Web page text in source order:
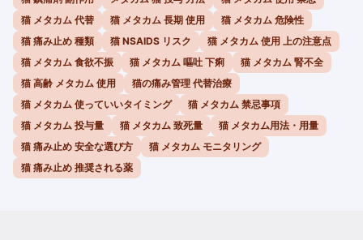
猫 メタカム 代替
猫 メタカム 長期 使用
猫 メタカム 危険性
猫 痛み止め 種類
猫 NSAIDS リスク
猫 メタカム 使用 上の注意点
猫 メタカム 食欲不振
猫 メタカム 嘔吐 下痢
猫 メタカム 腎不全
猫 高齢 メタカム 使用
猫の痛み管理 代替治療
猫 メタカム 使っていいタイミング
猫 メタカム 禁忌事項
猫 メタカム 投与量
猫 メタカム 致死量
猫 メタカム用法・用量
猫 痛み止め 安全な選び方
猫 メタカム モニタリング
猫 痛み止め 推奨される薬